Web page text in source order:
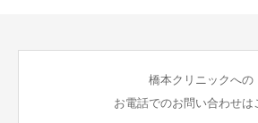
橋本クリニックへの
お電話でのお問い合わせは